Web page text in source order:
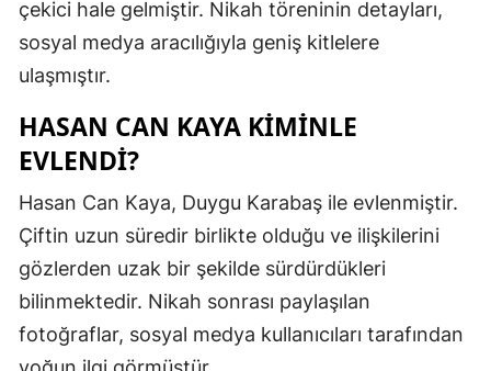
Mardin
çekici hale gelmiştir. Nikah töreninin detayları,
sosyal medya aracılığıyla geniş kitlelere
ulaşmıştır.
HASAN CAN KAYA KIMINLE
EVLENDI?
Hasan Can Kaya, Duygu Karabaş ile evlenmiştir.
Çiftin uzun süredir birlikte olduğu ve ilişkilerini
gözlerden uzak bir şekilde sürdürdükleri
bilinmektedir. Nikah sonrası paylaşılan
fotoğraflar, sosyal medya kullanıcıları tarafından